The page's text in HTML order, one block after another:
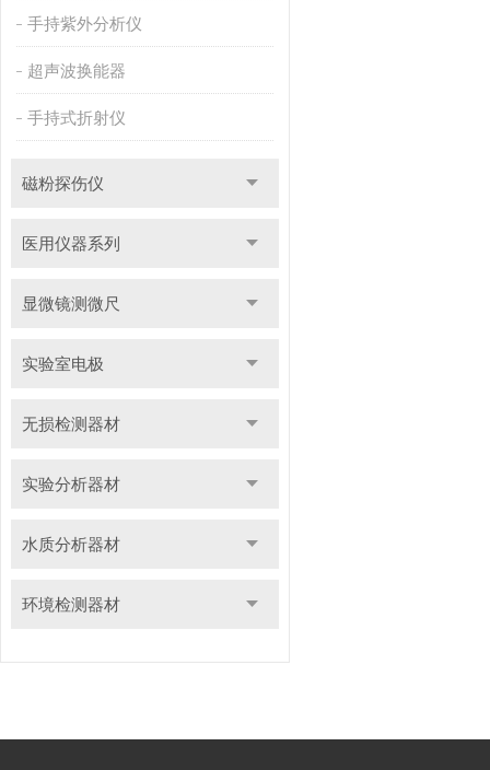
手持紫外分析仪
超声波换能器
手持式折射仪
磁粉探伤仪
医用仪器系列
显微镜测微尺
实验室电极
无损检测器材
实验分析器材
水质分析器材
环境检测器材